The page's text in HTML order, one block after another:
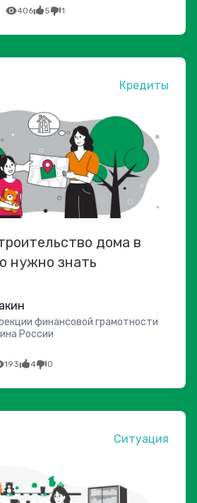
406 5 1
Кредиты
дома в
нужно знать
финансовой грамотности
России
193 4 0
Ситуация